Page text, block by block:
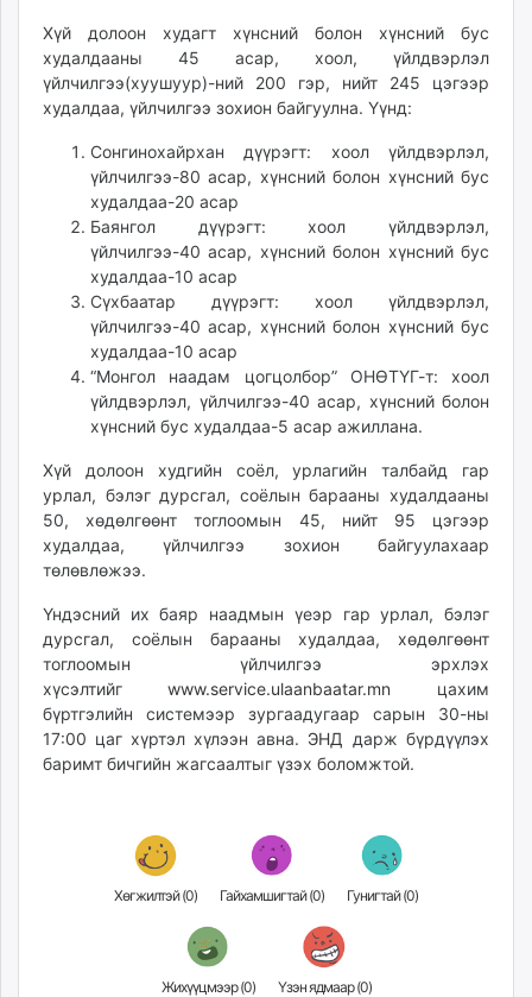
unegui.mn
assa.mn
toim.mn
paparazzi.mn
unread.today
Хүй долоон худагт хүнсний болон хүнсний бус
худалдааны 45 асар, хоол, үйлдвэрлэл
үйлчилгээ(хуушуур)-ний 200 гэр, нийт 245 цэгээр
худалдаа, үйлчилгээ зохион байгуулна. Үүнд:
Сонгинохайрхан дүүрэгт: хоол үйлдвэрлэл,
үйлчилгээ-80 асар, хүнсний болон хүнсний бус
худалдаа-20 асар
Баянгол дүүрэгт: хоол үйлдвэрлэл,
үйлчилгээ-40 асар, хүнсний болон хүнсний бус
худалдаа-10 асар
Сүхбаатар дүүрэгт: хоол үйлдвэрлэл,
үйлчилгээ-40 асар, хүнсний болон хүнсний бус
худалдаа-10 асар
“Монгол наадам цогцолбор” ОНӨТҮГ-т: хоол
үйлдвэрлэл, үйлчилгээ-40 асар, хүнсний болон
хүнсний бус худалдаа-5 асар ажиллана.
Хүй долоон худгийн соёл, урлагийн талбайд гар
урлал, бэлэг дурсгал, соёлын барааны худалдааны
50, хөдөлгөөнт тоглоомын 45, нийт 95 цэгээр
худалдаа, үйлчилгээ зохион байгуулахаар
төлөвлөжээ.
Үндэсний их баяр наадмын үеэр гар урлал, бэлэг
дурсгал, соёлын барааны худалдаа, хөдөлгөөнт
тоглоомын үйлчилгээ эрхлэх
хүсэлтийг www.service.ulaanbaatar.mn цахим
бүртгэлийн системээр зургаадугаар сарын 30-ны
17:00 цаг хүртэл хүлээн авна. ЭНД
дарж бүрдүүлэх
баримт бичгийн жагсаалтыг үзэх боломжтой.
Хөгжилтэй (0) Гайхамшигтай (0) Гунигтай (0)
Жихүүцмээр (0) Үзэн ядмаар (0)